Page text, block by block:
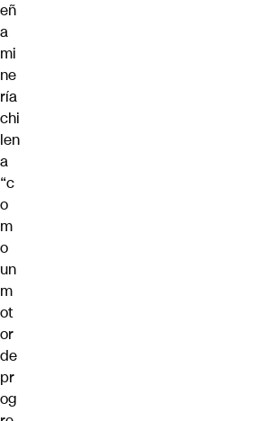
eñ
a
mi
ne
ría
chi
len
a
“c
o
m
o
un
m
ot
or
de
pr
og